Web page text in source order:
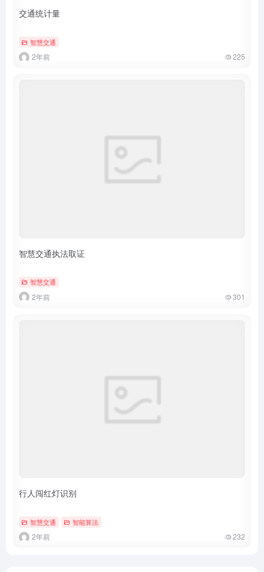
交通统计量
智慧交通
2年前 225
智慧交通执法取证
智慧交通
2年前 301
行人闯红灯识别
智慧交通 智能算法
2年前 232